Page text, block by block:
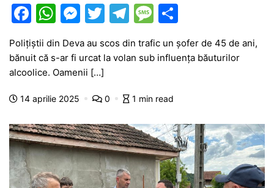
F
c
e
b
o
o
k
W
at
s
A
p
M
s
s
e
g
er
T
itt
T
e
a
m
M
s
a
g
e
ta
je
ă
Polițiștii din Deva au scos din trafic un șofer de 45 de ani,
bănuit că s-ar fi urcat la volan sub influența băuturilor
alcoolice. Oamenii […]
14 aprilie 2025 0 1 min read